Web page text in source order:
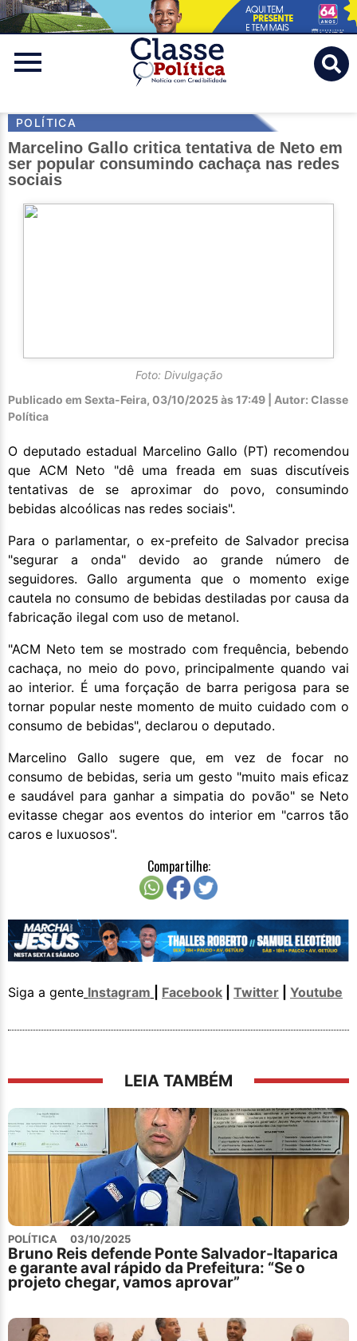
Classe
Politica
POLÍTICA
Marcelino Gallo critica tentativa de Neto em
ser popular consumindo cachaça nas redes
sociais
Foto: Divulgação
Publicado em Sexta-Feira, 03/10/2025 às 17:49 | Autor: Classe
Política
O deputado estadual Marcelino Gallo (PT) recomendou
que ACM Neto "dê uma freada em suas discutíveis
tentativas de se aproximar do povo, consumindo
bebidas alcoólicas nas redes sociais".
Para o parlamentar, o ex-prefeito de Salvador precisa
"segurar a onda" devido ao grande número de
seguidores. Gallo argumenta que o momento exige
cautela no consumo de bebidas destiladas por causa da
fabricação ilegal com uso de metanol.
"ACM Neto tem se mostrado com frequência, bebendo
cachaça, no meio do povo, principalmente quando vai
ao interior. É uma forçação de barra perigosa para se
tornar popular neste momento de muito cuidado com o
consumo de bebidas", declarou o deputado.
Marcelino Gallo sugere que, em vez de focar no
consumo de bebidas, seria um gesto "muito mais eficaz
e saudável para ganhar a simpatia do povão" se Neto
evitasse chegar aos eventos do interior em "carros tão
caros e luxuosos".
Compartilhe:
Siga a gente Instagram Facebook Twitter Youtube
LEIA TAMBÉM
POLÍTICA 03/10/2025
Bruno Reis defende Ponte Salvador-Itaparica
e garante aval rápido da Prefeitura: “Se o
projeto chegar, vamos aprovar”